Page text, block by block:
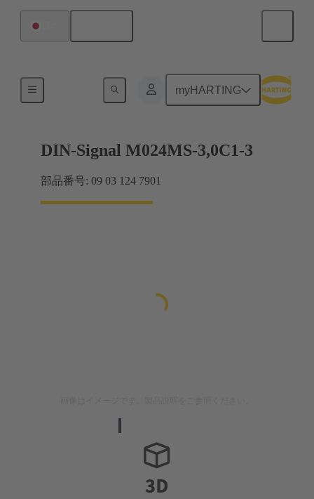
myHARTING
マザーボード ツー ドーターカード接続
DIN-Signal M024MS-3,0C1-3
部品番号: 09 03 124 7901